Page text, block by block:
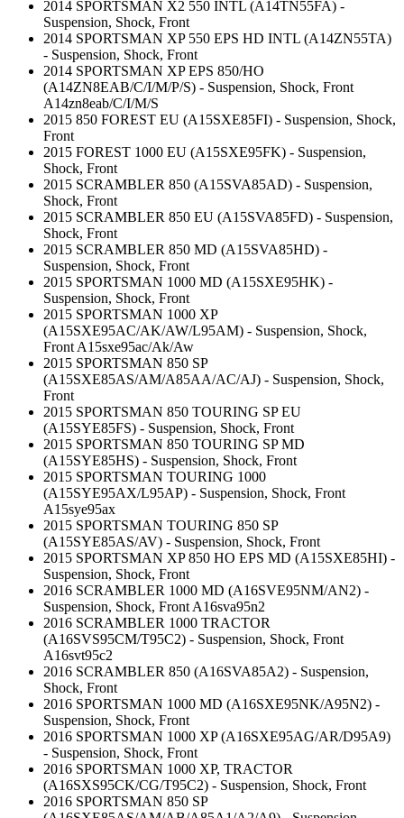
2014 SPORTSMAN X2 550 INTL (A14TN55FA) -
Suspension, Shock, Front
2014 SPORTSMAN XP 550 EPS HD INTL (A14ZN55TA)
- Suspension, Shock, Front
2014 SPORTSMAN XP EPS 850/HO
(A14ZN8EAB/C/I/M/P/S) - Suspension, Shock, Front
A14zn8eab/C/I/M/S
2015 850 FOREST EU (A15SXE85FI) - Suspension, Shock,
Front
2015 FOREST 1000 EU (A15SXE95FK) - Suspension,
Shock, Front
2015 SCRAMBLER 850 (A15SVA85AD) - Suspension,
Shock, Front
2015 SCRAMBLER 850 EU (A15SVA85FD) - Suspension,
Shock, Front
2015 SCRAMBLER 850 MD (A15SVA85HD) -
Suspension, Shock, Front
2015 SPORTSMAN 1000 MD (A15SXE95HK) -
Suspension, Shock, Front
2015 SPORTSMAN 1000 XP
(A15SXE95AC/AK/AW/L95AM) - Suspension, Shock,
Front A15sxe95ac/Ak/Aw
2015 SPORTSMAN 850 SP
(A15SXE85AS/AM/A85AA/AC/AJ) - Suspension, Shock,
Front
2015 SPORTSMAN 850 TOURING SP EU
(A15SYE85FS) - Suspension, Shock, Front
2015 SPORTSMAN 850 TOURING SP MD
(A15SYE85HS) - Suspension, Shock, Front
2015 SPORTSMAN TOURING 1000
(A15SYE95AX/L95AP) - Suspension, Shock, Front
A15sye95ax
2015 SPORTSMAN TOURING 850 SP
(A15SYE85AS/AV) - Suspension, Shock, Front
2015 SPORTSMAN XP 850 HO EPS MD (A15SXE85HI) -
Suspension, Shock, Front
2016 SCRAMBLER 1000 MD (A16SVE95NM/AN2) -
Suspension, Shock, Front A16sva95n2
2016 SCRAMBLER 1000 TRACTOR
(A16SVS95CM/T95C2) - Suspension, Shock, Front
A16svt95c2
2016 SCRAMBLER 850 (A16SVA85A2) - Suspension,
Shock, Front
2016 SPORTSMAN 1000 MD (A16SXE95NK/A95N2) -
Suspension, Shock, Front
2016 SPORTSMAN 1000 XP (A16SXE95AG/AR/D95A9)
- Suspension, Shock, Front
2016 SPORTSMAN 1000 XP, TRACTOR
(A16SXS95CK/CG/T95C2) - Suspension, Shock, Front
2016 SPORTSMAN 850 SP